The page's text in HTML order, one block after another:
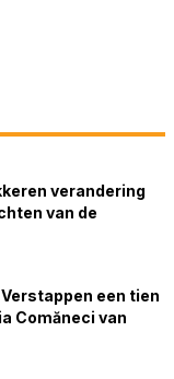
verandering
van de
een tien
Comăneci van